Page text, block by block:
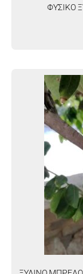
ΦΥΣΙΚΟ